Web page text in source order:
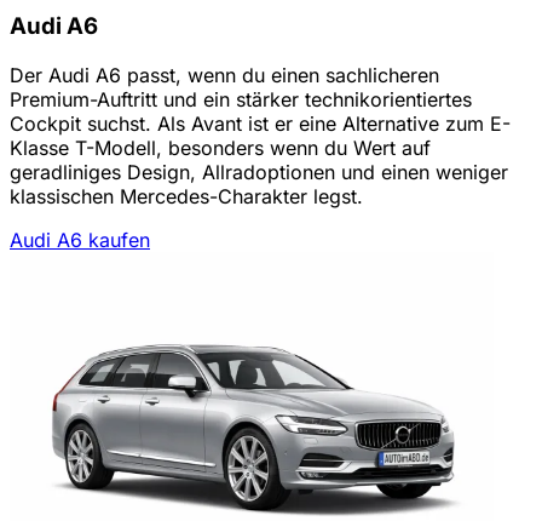
Audi A6
Der Audi A6 passt, wenn du einen sachlicheren
Premium-Auftritt und ein stärker technikorientiertes
Cockpit suchst. Als Avant ist er eine Alternative zum E-
Klasse T-Modell, besonders wenn du Wert auf
geradliniges Design, Allradoptionen und einen weniger
klassischen Mercedes-Charakter legst.
Audi A6 kaufen